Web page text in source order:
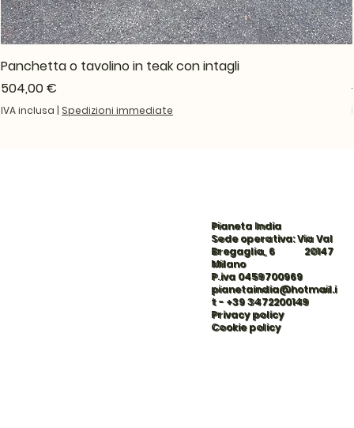
Panchetta o tavolino in teak con intagli
Prezzo
504,00 €
IVA inclusa | Spedizioni immediate
Pianeta India
Sede operativa: Via Val
Bregaglia, 6 20147
Milano
P.iva 0459700969
pianetaindia@hotmail.i
t- +39 3472200149
Privacy policy
Cookie policy